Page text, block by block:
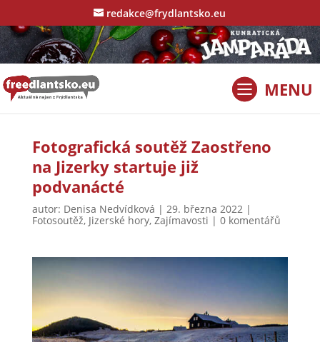
redakce@frydlantsko.eu
Fotografická soutěž Zaostřeno
na Jizerky startuje již
podvanácté
autor: Denisa Nedvídková | 29. března 2022 |
Fotosoutěž, Jizerské hory, Zajímavosti | 0 komentářů